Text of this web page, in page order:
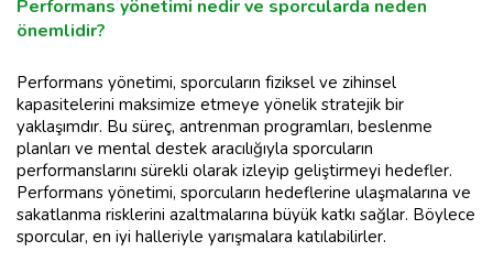
Performans yönetimi nedir ve sporcularda neden
önemlidir?
Performans yönetimi, sporcuların fiziksel ve zihinsel
kapasitelerini maksimize etmeye yönelik stratejik bir
yaklaşımdır. Bu süreç, antrenman programları, beslenme
planları ve mental destek aracılığıyla sporcuların
performanslarını sürekli olarak izleyip geliştirmeyi hedefler.
Performans yönetimi, sporcuların hedeflerine ulaşmalarına ve
sakatlanma risklerini azaltmalarına büyük katkı sağlar. Böylece
sporcular, en iyi halleriyle yarışmalara katılabilirler.